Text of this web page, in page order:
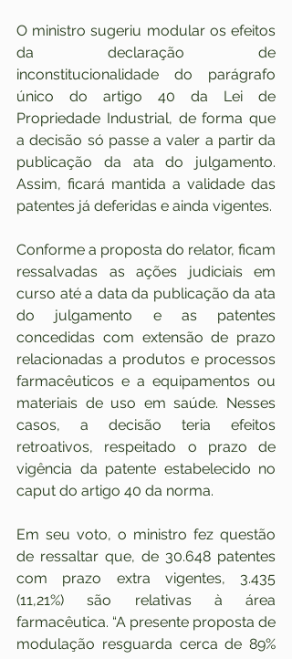
O ministro sugeriu modular os efeitos
da declaração de
inconstitucionalidade do parágrafo
único do artigo 40 da Lei de
Propriedade Industrial, de forma que
a decisão só passe a valer a partir da
publicação da ata do julgamento.
Assim, ficará mantida a validade das
patentes já deferidas e ainda vigentes.
Conforme a proposta do relator, ficam
ressalvadas as ações judiciais em
curso até a data da publicação da ata
do julgamento e as patentes
concedidas com extensão de prazo
relacionadas a produtos e processos
farmacêuticos e a equipamentos ou
materiais de uso em saúde. Nesses
casos, a decisão teria efeitos
retroativos, respeitado o prazo de
vigência da patente estabelecido no
caput do artigo 40 da norma.
Em seu voto, o ministro fez questão
de ressaltar que, de 30.648 patentes
com prazo extra vigentes, 3.435
(11,21%) são relativas à área
farmacêutica. “A presente proposta de
modulação resguarda cerca de 89%